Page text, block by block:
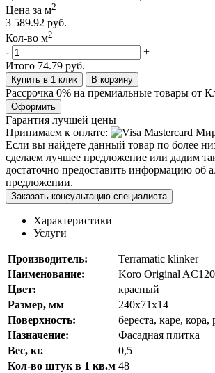
Цена за м2
3 589.92 руб.
Кол-во м2
-
+
Итого 74.79 руб.
Купить в 1 клик В корзину
Рассрочка 0% на премиальные товары от
Оформить
Гарантия лучшей цены
Принимаем к оплате:
Если вы найдете данный товар по более
сделаем лучшее предложение или дадим
достаточно предоставить информацию об
предложении.
Заказать консультацию специалиста
Характеристики
Услуги
Производитель:
Terramatic klinker
Наименование:
Koro Original
Цвет:
красный
Размер, мм
240х71х14
Поверхность:
береста, каре, кора,
Назначение:
Фасадная плитка
Вес, кг.
0,5
Кол-во штук в 1 кв.м 48